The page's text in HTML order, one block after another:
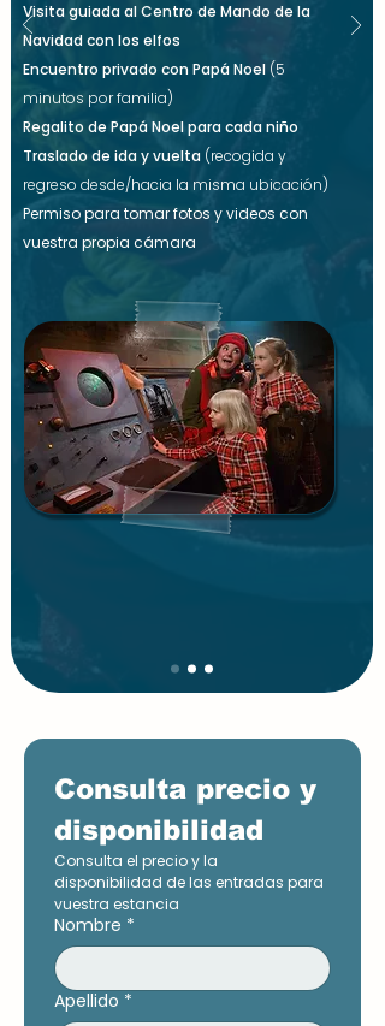
Visita guiada al Centro de Mando de la
Navidad con los elfos
Encuentro privado con Papá Noel (5
minutos por familia)
Regalito de Papá Noel para cada niño
Traslado de ida y vuelta (recogida y
regreso desde/hacia la misma ubicación)
Permiso para tomar fotos y videos con
vuestra propia cámara
Consulta precio y
disponibilidad
Consulta el precio y la
disponibilidad de las entradas para
vuestra estancia
Nombre *
Apellido *